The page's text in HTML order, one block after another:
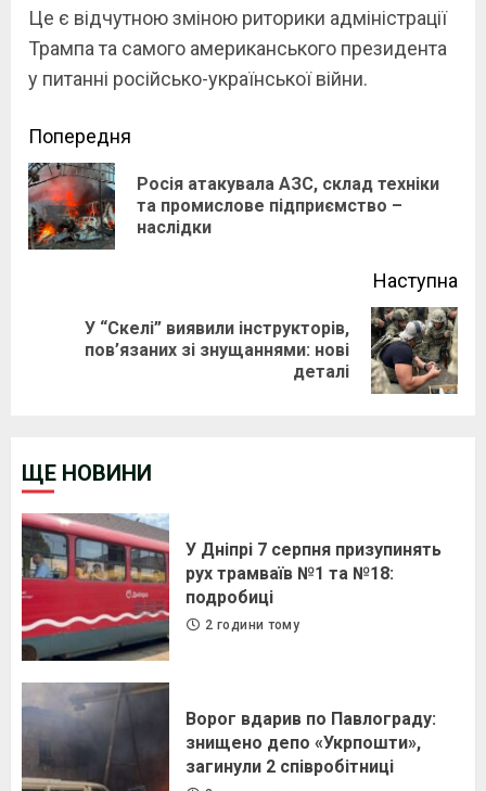
Це є відчутною зміною риторики адміністрації
Трампа та самого американського президента
у питанні російсько-української війни.
Continue
Reading
Попередня
Росія атакувала АЗС, склад техніки
та промислове підприємство –
наслідки
Наступна
У “Скелі” виявили інструкторів,
пов’язаних зі знущаннями: нові
деталі
ЩЕ НОВИНИ
У Дніпрі 7 серпня призупинять
рух трамваїв №1 та №18:
подробиці
2 години тому
Ворог вдарив по Павлограду:
знищено депо «Укрпошти»,
загинули 2 співробітниці